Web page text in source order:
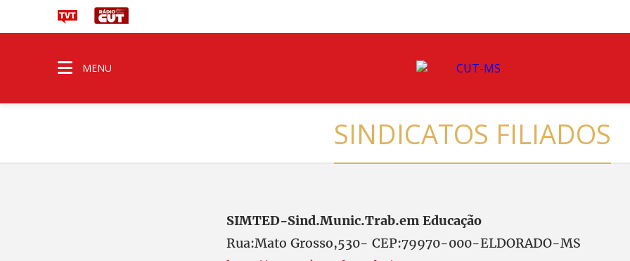
MENU
SINDICATOS FILIADOS
SIMTED-Sind.Munic.Trab.em Educação
Rua:Mato Grosso,530- CEP:79970-000-ELDORADO-MS